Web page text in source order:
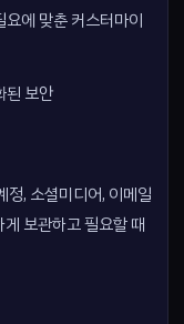
에 맞춘 커스터마이
된 보안
정, 소셜미디어, 이메일
보관하고 필요할 때